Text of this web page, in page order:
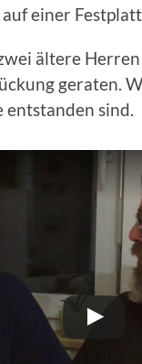
einer
ältere
geraten.
entstanden sind.